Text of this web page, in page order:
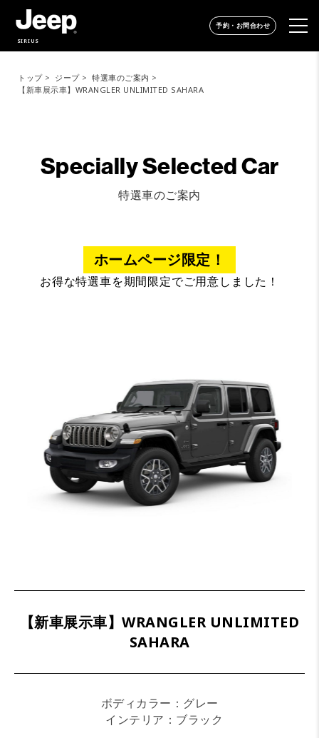
SIRIUS
予約・お問合わせ
トップ ジープ
特選車のご案内
【新車展示車】WRANGLER UNLIMITED SAHARA
Specially Selected Car
特選車のご案内
ホームページ限定！
お得な特選車を期間限定でご用意しました！
【新車展示車】WRANGLER UNLIMITED
SAHARA
ボディカラー：グレー
インテリア：ブラック